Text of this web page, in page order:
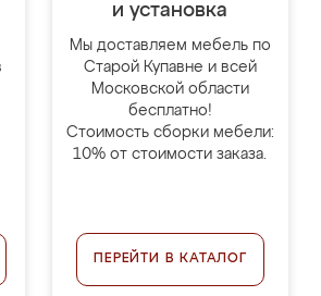
и установка
Мы доставляем мебель по
Старой Купавне и всей
Московской области
бесплатно!
Стоимость сборки мебели:
10% от стоимости заказа.
ПЕРЕЙТИ В КАТАЛОГ